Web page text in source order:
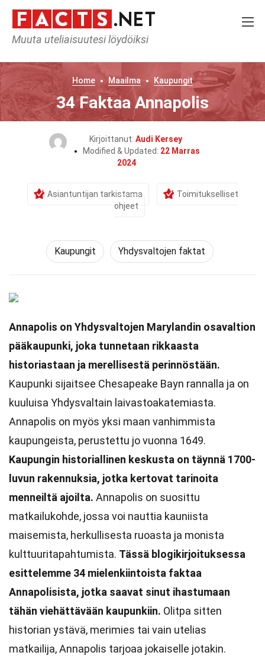
Muuta uteliaisuutesi löydöiksi
Home Maailma Kaupungit
34 Faktaa Annapolis
Kirjoittanut: Audi Kersey
Modified & Updated: 22 Marras
2024
Asiantuntijan tarkistama
Toimitukselliset
ohjeet
Kaupungit Yhdysvaltojen faktat
Annapolis on Yhdysvaltojen Marylandin osavaltion
pääkaupunki, joka tunnetaan rikkaasta
historiastaan ja merellisestä perinnöstään.
Kaupunki sijaitsee Chesapeake Bayn rannalla ja on
kuuluisa Yhdysvaltain laivastoakatemiasta.
Annapolis on myös yksi maan vanhimmista
kaupungeista, perustettu jo vuonna 1649.
Kaupungin historiallinen keskusta on täynnä 1700-
luvun rakennuksia, jotka kertovat tarinoita
menneiltä ajoilta. Annapolis on suosittu
matkailukohde, jossa voi nauttia kauniista
maisemista, herkullisesta ruoasta ja monista
kulttuuritapahtumista. Tässä blogikirjoituksessa
esittelemme 34 mielenkiintoista faktaa
Annapolisista, jotka saavat sinut ihastumaan
tähän viehättävään kaupunkiin. Olitpa sitten
historian ystävä, merimies tai vain utelias
matkailija, Annapolis tarjoaa jokaiselle jotakin.